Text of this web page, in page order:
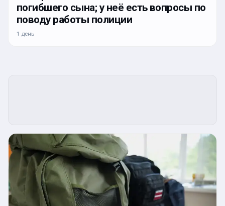
погибшего сына; у неё есть вопросы по
поводу работы полиции
1 день